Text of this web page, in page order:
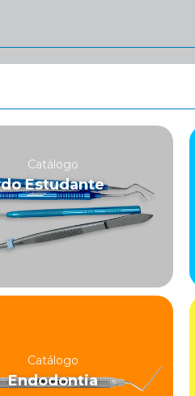
Catálogo
do Estudante
Catálogo
Endodontia